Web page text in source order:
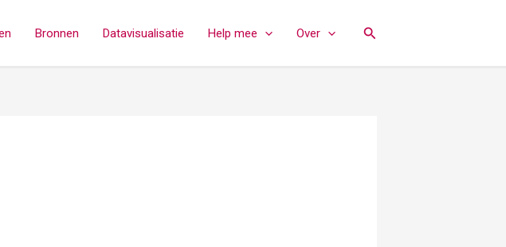
Bronnen Datavisualisatie Help mee Over Zoeken